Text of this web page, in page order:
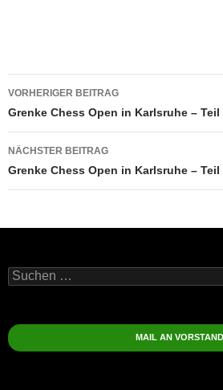
Beitragsnavigation
VORHERIGER BEITRAG
Grenke Chess Open in Karlsruhe –
NÄCHSTER BEITRAG
Grenke Chess Open in Karlsruhe –
Suchen
nach:
MAIL AN VORSTAND